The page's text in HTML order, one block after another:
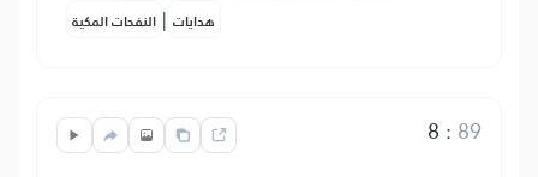
النفحات المكية | هدايات
8 : 89